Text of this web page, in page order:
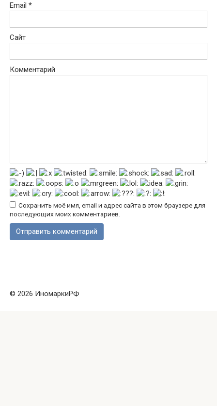
Email *
Сайт
Комментарий
Сохранить моё имя, email и адрес сайта в этом браузере для
последующих моих комментариев.
© 2026 ИномаркиРФ